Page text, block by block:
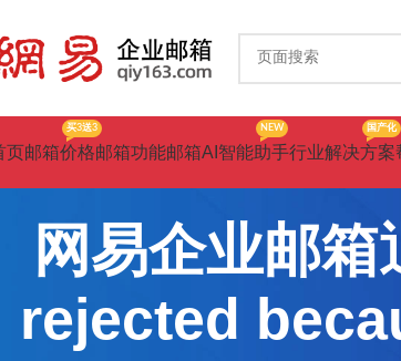
页邮箱价格
买3送3
邮箱功能邮箱AI智能助手
NEW
行业解决方案
国产化
网易企业邮
rejected